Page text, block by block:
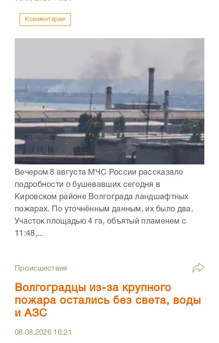
Комментарии
Вечером 8 августа МЧС России рассказало
подробности о бушевавших сегодня в
Кировском районе Волгограда ландшафтных
пожарах. По уточнённым данным, их было два.
Участок площадью 4 га, объятый пламенем с
11:48,...
Происшествия
Волгоградцы из-за крупного
пожара остались без света, воды
и АЗС
08.08.2026 16:21